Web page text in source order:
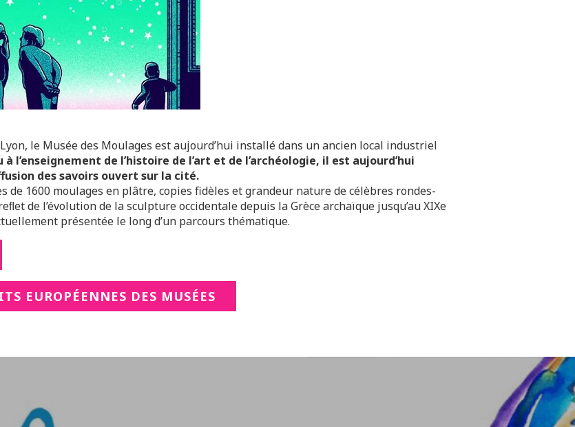
le Musée des Moulages est aujourd’hui installé dans un ancien local industriel
l’enseignement de l’histoire de l’art et de l’archéologie, il est aujourd’hui
des savoirs ouvert sur la cité.
de 1600 moulages en plâtre, copies fidèles et grandeur nature de célèbres rondes-
de l’évolution de la sculpture occidentale depuis la Grèce archaïque jusqu’au XIXe
présentée le long d’un parcours thématique.
EUROPÉENNES DES MUSÉES